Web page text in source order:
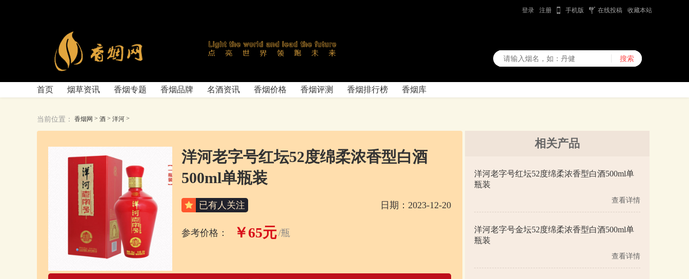
登录 注册 手机版 在线投稿 收藏本站
首页 烟草资讯 香烟专题 香烟品牌 名酒资讯 香烟价格 香烟评测 香烟排行榜 香烟库
当前位置： 香烟网 > 酒 > 洋河 >
洋河老字号红坛52度绵柔浓香型白酒
500ml单瓶装
已有人关注 日期：2023-12-20
参考价格： ￥65元/瓶
相关产品
洋河老字号红坛52度绵柔浓香型白酒500ml单
瓶装
查看详情
洋河老字号金坛52度绵柔浓香型白酒500ml单
瓶装
查看详情